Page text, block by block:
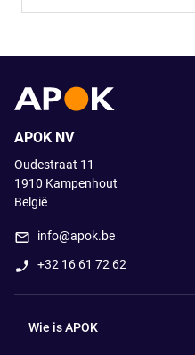
APOK NV
Oudestraat 11
1910 Kampenhout
België
info@apok.be
+32 16 61 72 62
Wie is APOK